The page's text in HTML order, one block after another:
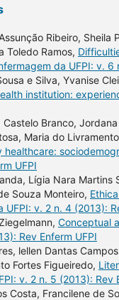
Ribeiro,
Toledo Ramos,
da UFPI: v. 6
e Silva, Yvanise
institution:
Castelo Branco,
Maria do
healthcare:
UFPI
Lígia Nara Martins
Souza Monteiro,
UFPI: v. 2 n. 4 (2013):
Conceptual
Rev Enferm UFPI
lellen Dantas
Fortes Figueiredo,
v. 2 n. 5 (2013): Rev
Costa, Francilene de